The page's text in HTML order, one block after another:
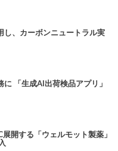
し、カーボンニュートラル実
「生成AI出荷検品アプリ」
開する「ウェルモット製薬」